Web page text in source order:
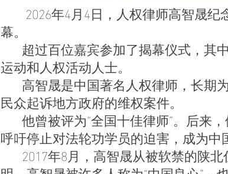
2026年4月4日，人权律师高智晟纪
幕。
超过百位嘉宾参加了揭幕仪式，其
运动和人权活动人士。
高智晟是中国著名人权律师，长期
民众起诉地方政府的维权案件。
他曾被评为“全国十佳律师”。后来
呼吁停止对法轮功学员的迫害，成为中
2017年8月，高智晟从被软禁的陕